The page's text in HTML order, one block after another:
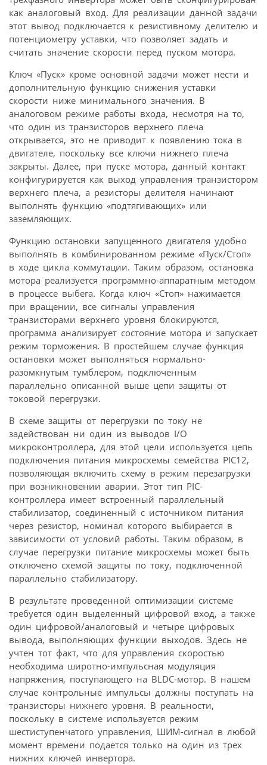
как аналоговый вход. Для реализации данной задачи
этот вывод подключается к резистивному делителю и
потенциометру уставки, что позволяет задать и
считать значение скорости перед пуском мотора.
Ключ «Пуск» кроме основной задачи может нести и
дополнительную функцию снижения уставки
скорости ниже минимального значения. В
аналоговом режиме работы входа, несмотря на то,
что один из транзисторов верхнего плеча
открывается, это не приводит к появлению тока в
двигателе, поскольку все ключи нижнего плеча
закрыты. Далее, при пуске мотора, данный контакт
конфигурируется как выход управления транзистором
верхнего плеча, а резисторы делителя начинают
выполнять функцию «подтягивающих» или
заземляющих.
Функцию остановки запущенного двигателя удобно
выполнять в комбинированном режиме «Пуск/Стоп»
в ходе цикла коммутации. Таким образом, остановка
мотора реализуется программно-аппаратным методом
в процессе выбега. Когда ключ «Стоп» нажимается
при вращении, все сигналы управления
транзисторами верхнего уровня блокируются,
программа анализирует состояние мотора и запускает
режим торможения. В простейшем случае функция
остановки может выполняться нормально-
разомкнутым тумблером, подключенным
параллельно описанной выше цепи защиты от
токовой перегрузки.
В схеме защиты от перегрузки по току не
задействован ни один из выводов I/O
микроконтроллера, для этой цели используется цепь
подключения питания микросхемы семейства PIC12,
позволяющая включить схему в режим перезагрузки
при возникновении аварии. Этот тип PIC-
контроллера имеет встроенный параллельный
стабилизатор, соединенный с источником питания
через резистор, номинал которого выбирается в
зависимости от условий работы. Таким образом, в
случае перегрузки питание микросхемы может быть
отключено схемой защиты по току, подключенной
параллельно стабилизатору.
В результате проведенной оптимизации системе
требуется один выделенный цифровой вход, а также
один цифровой/аналоговый и четыре цифровых
вывода, выполняющих функции выходов. Здесь не
учтен тот факт, что для управления скоростью
необходима широтно-импульсная модуляция
напряжения, поступающего на BLDC-мотор. В нашем
случае контрольные импульсы должны поступать на
транзисторы нижнего уровня. В реальности,
поскольку в системе используется режим
шестиступенчатого управления, ШИМ-сигнал в любой
момент времени подается только на один из трех
нижних ключей инвертора.